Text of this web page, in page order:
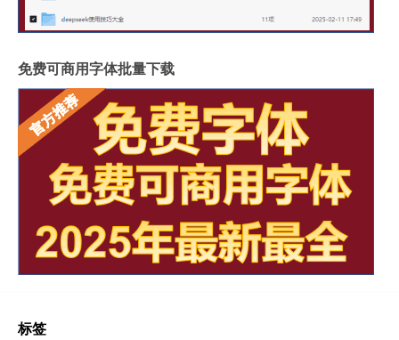
免费可商用字体批量下载
标签